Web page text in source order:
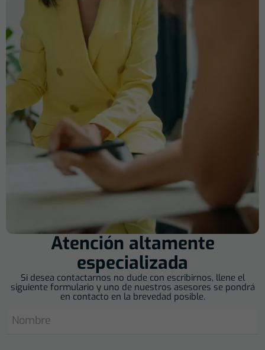
Atención altamente
especializada
Si desea contactarnos no dude con escribirnos, llene el
siguiente formulario y uno de nuestros asesores se pondrá
en contacto en la brevedad posible.